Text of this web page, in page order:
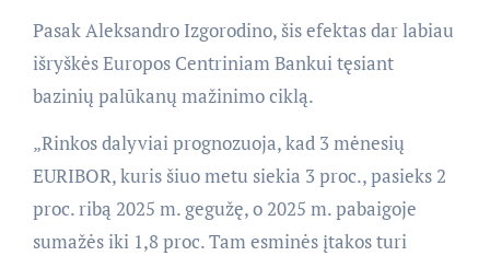
Pasak Aleksandro Izgorodino, šis efektas dar labiau
išryškės Europos Centriniam Bankui tęsiant
bazinių palūkanų mažinimo ciklą.
„Rinkos dalyviai prognozuoja, kad 3 mėnesių
EURIBOR, kuris šiuo metu siekia 3 proc., pasieks 2
proc. ribą 2025 m. gegužę, o 2025 m. pabaigoje
sumažės iki 1,8 proc. Tam esminės įtakos turi